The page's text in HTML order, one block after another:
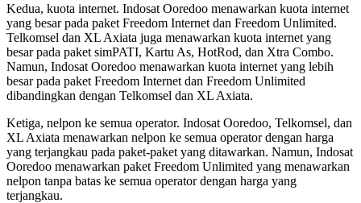
Kedua, kuota internet. Indosat Ooredoo menawarkan kuota internet
yang besar pada paket Freedom Internet dan Freedom Unlimited.
Telkomsel dan XL Axiata juga menawarkan kuota internet yang
besar pada paket simPATI, Kartu As, HotRod, dan Xtra Combo.
Namun, Indosat Ooredoo menawarkan kuota internet yang lebih
besar pada paket Freedom Internet dan Freedom Unlimited
dibandingkan dengan Telkomsel dan XL Axiata.
Ketiga, nelpon ke semua operator. Indosat Ooredoo, Telkomsel, dan
XL Axiata menawarkan nelpon ke semua operator dengan harga
yang terjangkau pada paket-paket yang ditawarkan. Namun, Indosat
Ooredoo menawarkan paket Freedom Unlimited yang menawarkan
nelpon tanpa batas ke semua operator dengan harga yang
terjangkau.